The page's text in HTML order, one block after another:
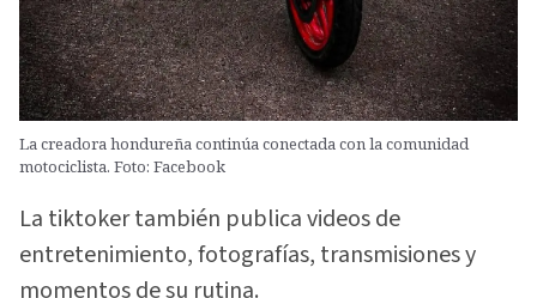
La creadora hondureña continúa conectada con la comunidad
motociclista. Foto: Facebook
La tiktoker también publica videos de
entretenimiento, fotografías, transmisiones y
momentos de su rutina.